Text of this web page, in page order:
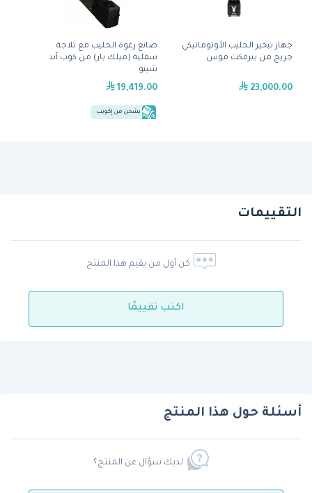
جهاز تبخير الحليب الأوتوماتيكي
جريج من بيرفكت موس
23,000.00
صانع رغوة الحليب مع ثلاجة
سفلية (ميلك بار) من كوب آند
شينو
19,419.00
يشحن من إكويب
التقييمات
كن أول من يقيم هذا المنتج
اكتب تقييمًا
أسئلة حول هذا المنتج
لديك سؤال عن المنتج؟